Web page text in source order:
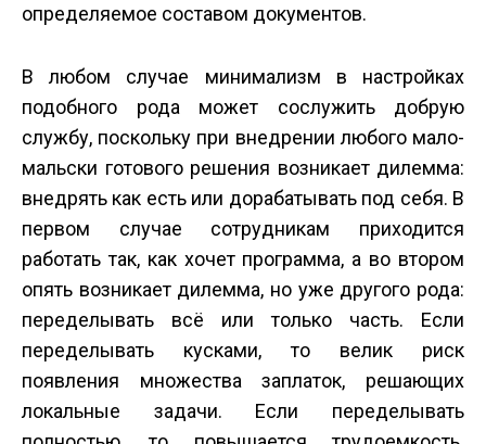
определяемое составом документов.
В любом случае минимализм в настройках
подобного рода может сослужить добрую
службу, поскольку при внедрении любого мало­
мальски готового решения возникает дилемма:
внедрять как есть или дорабатывать под себя. В
первом случае сотрудникам приходится
работать так, как хочет программа, а во втором
опять возникает дилемма, но уже другого рода:
переделывать всё или только часть. Если
переделывать кусками, то велик риск
появления множества заплаток, решающих
локальные задачи. Если переделывать